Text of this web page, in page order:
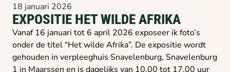
18 januari 2026
EXPOSITIE HET WILDE AFRIKA
Vanaf 16 januari tot 6 april 2026 exposeer ik foto’s
onder de titel “Het wilde Afrika”. De expositie wordt
gehouden in verpleeghuis Snavelenburg, Snavelenburg
1 in Maarssen en is dagelijks van 10.00 tot 17.00 uur